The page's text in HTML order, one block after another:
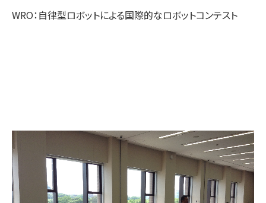
WRO：自律型ロボットによる国際的なロボットコンテスト